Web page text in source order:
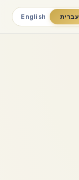
עברית English